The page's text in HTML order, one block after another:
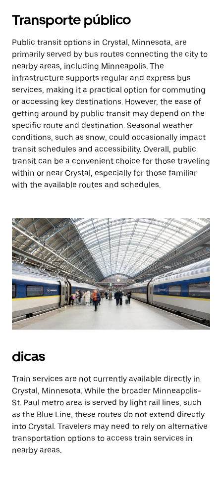
Transporte público
Public transit options in Crystal, Minnesota, are
primarily served by bus routes connecting the city to
nearby areas, including Minneapolis. The
infrastructure supports regular and express bus
services, making it a practical option for commuting
or accessing key destinations. However, the ease of
getting around by public transit may depend on the
specific route and destination. Seasonal weather
conditions, such as snow, could occasionally impact
transit schedules and accessibility. Overall, public
transit can be a convenient choice for those traveling
within or near Crystal, especially for those familiar
with the available routes and schedules.
dicas
Train services are not currently available directly in
Crystal, Minnesota. While the broader Minneapolis-
St. Paul metro area is served by light rail lines, such
as the Blue Line, these routes do not extend directly
into Crystal. Travelers may need to rely on alternative
transportation options to access train services in
nearby areas.